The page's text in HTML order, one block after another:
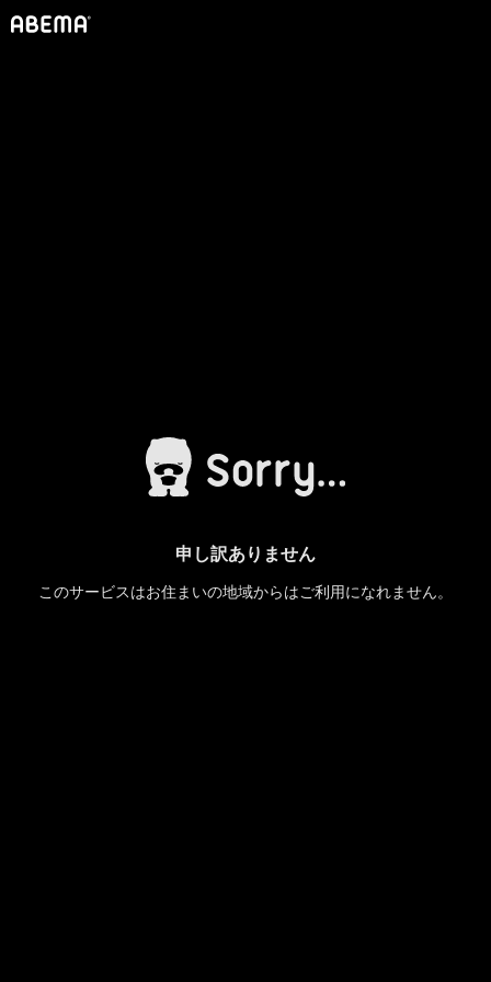
申し訳ありません
このサービスはお住まいの地域からはご利用になれません。